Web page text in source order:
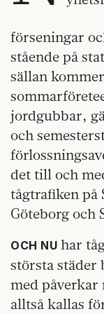
förseningar
stående på
sällan
jordgubbar,
och
det till och
tågtrafiken på
Göteborg och
OCH NU har
största städer
med påverkar
alltså kallas